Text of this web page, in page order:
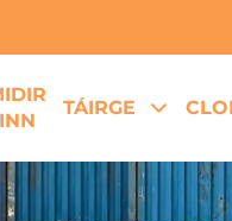
TÁIRGE